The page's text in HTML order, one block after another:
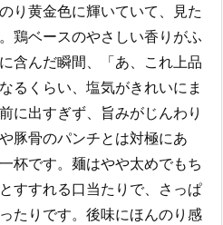
り黄金色に輝いていて、見た
鶏ベースのやさしい香りがふ
含んだ瞬間、「あ、これ上品
るくらい、塩気がきれいにま
に出すぎず、旨みがじんわり
豚骨のパンチとは対極にあ
杯です。麺はやや太めでもち
すすれる口当たりで、さっぱ
たりです。後味にほんのり感